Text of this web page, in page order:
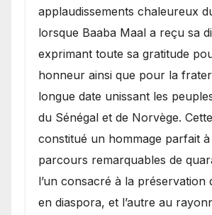
applaudissements chaleureux
lorsque Baaba Maal a reçu sa
exprimant toute sa gratitude
honneur ainsi que pour la
longue date unissant les
du Sénégal et de Norvège.
constitué un hommage parfait à
parcours remarquables de
l’un consacré à la préservation
en diaspora, et l’autre au